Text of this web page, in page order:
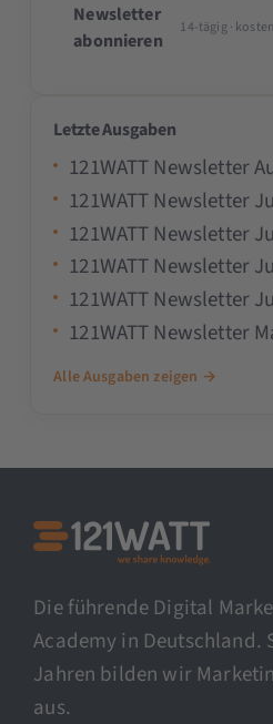
Newsletter
abonnieren
14-tägig ·
Letzte Ausgaben
121WATT Newsletter
121WATT Newsletter
121WATT Newsletter
121WATT Newsletter
121WATT Newsletter
121WATT Newsletter
Alle Ausgaben zeigen →
Die führende Digital
Academy in Deutschland.
Jahren bilden wir
aus.